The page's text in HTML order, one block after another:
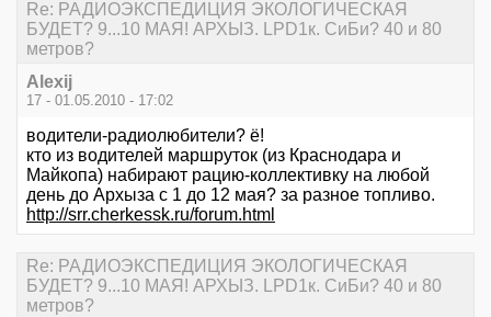
Re: РАДИОЭКСПЕДИЦИЯ ЭКОЛОГИЧЕСКАЯ
БУДЕТ? 9...10 МАЯ! АРХЫЗ. LPD1к. СиБи? 40 и 80
метров?
Alexij
17 - 01.05.2010 - 17:02
водители-радиолюбители? ё!
кто из водителей маршруток (из Краснодара и
Майкопа) набирают рацию-коллективку на любой
день до Архыза с 1 до 12 мая? за разное топливо.
http://srr.cherkessk.ru/forum.html
Re: РАДИОЭКСПЕДИЦИЯ ЭКОЛОГИЧЕСКАЯ
БУДЕТ? 9...10 МАЯ! АРХЫЗ. LPD1к. СиБи? 40 и 80
метров?